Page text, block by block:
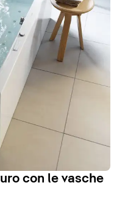
con le vasche